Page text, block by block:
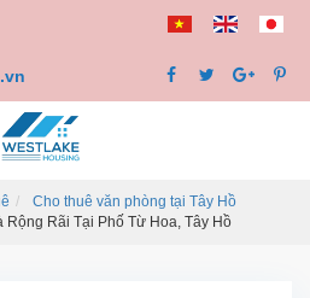
Cho thuê văn phòng tại Tây Hồ
Rãi Tại Phố Từ Hoa, Tây Hồ